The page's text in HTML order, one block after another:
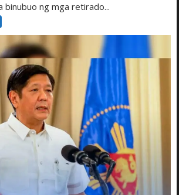
binubuo ng mga retirado...